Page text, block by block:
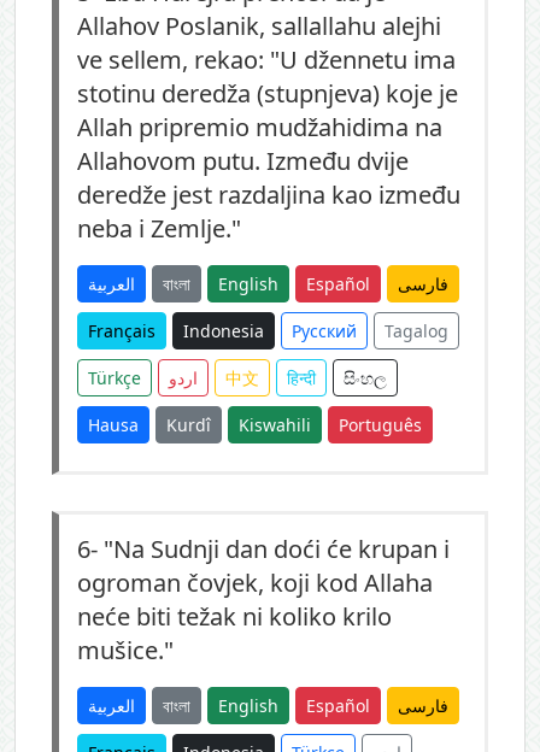
Allahov Poslanik, sallallahu alejhi
ve sellem, rekao: "U džennetu ima
stotinu deredža (stupnjeva) koje je
Allah pripremio mudžahidima na
Allahovom putu. Između dvije
deredže jest razdaljina kao između
neba i Zemlje."
العربية বাংলা English Español فارسی
Français Indonesia Русский Tagalog
Türkçe اردو 中文 हिन्दी සිංහල
Hausa Kurdî Kiswahili Português
6- "Na Sudnji dan doći će krupan i
ogroman čovjek, koji kod Allaha
neće biti težak ni koliko krilo
mušice."
العربية বাংলা English Español فارسی